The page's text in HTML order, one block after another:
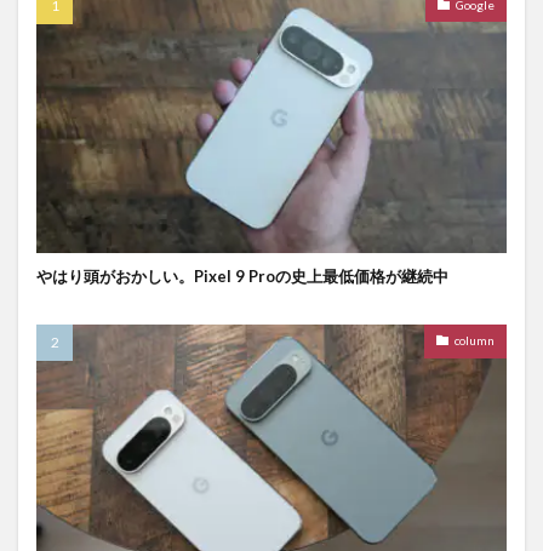
Google
やはり頭がおかしい。Pixel 9 Proの史上最低価格が継続中
column